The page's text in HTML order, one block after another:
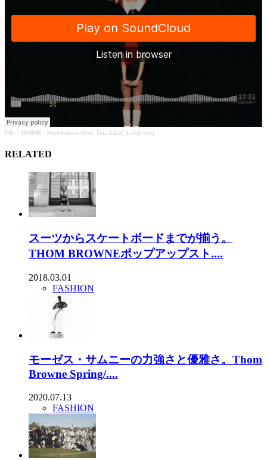
Fife · JENNIE - Handlebars (feat. Dua Lipa) (Loop ver.)
RELATED
スーツからスケートボードまでが揃う。
THOM BROWNEポップアップスト....
2018.03.01
FASHION
モーゼス・サムニーの力強さと優雅さ。Thom
Browne Spring/....
2020.07.13
FASHION